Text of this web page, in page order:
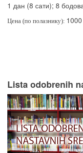
1 дан (8 сати); 8
Цена (по полазнику):
Lista odobrenih